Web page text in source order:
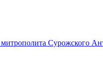
Сурожского